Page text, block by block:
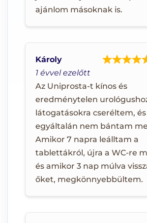
ajánlom másoknak is.
1 évvel ezelőtt
Az Uniprosta-t kínos és
eredménytelen
látogatásokra cseréltem, és
egyáltalán nem bántam
Amikor 7 napra leálltam a
tablettákról, újra a WC-re
és amikor 3 nap múlva
őket, megkönnyebbültem.
Károly